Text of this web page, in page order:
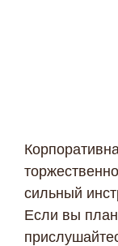
сильный
Если вы